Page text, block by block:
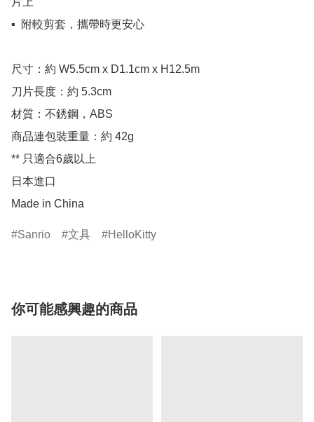
▪️  附較剪套，攜帶時更安心
尺寸：約 W5.5cm x D1.1cm x H12.5m
刀片長度：約 5.3cm
材質：不銹鋼，ABS
商品連包裝重量：約 42g
** 只適合6歲以上
日本進口
Made in China
Sanrio 文具 HelloKitty
你可能感興趣的商品